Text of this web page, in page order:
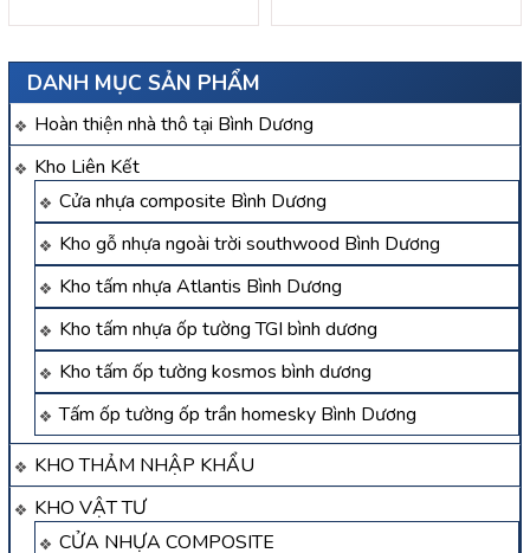
DANH MỤC SẢN PHẨM
Hoàn thiện nhà thô tại Bình Dương
Kho Liên Kết
Cửa nhựa composite Bình Dương
Kho gỗ nhựa ngoài trời southwood Bình Dương
Kho tấm nhựa Atlantis Bình Dương
Kho tấm nhựa ốp tường TGI bình dương
Kho tấm ốp tường kosmos bình dương
Tấm ốp tường ốp trần homesky Bình Dương
KHO THẢM NHẬP KHẨU
KHO VẬT TƯ
CỬA NHỰA COMPOSITE